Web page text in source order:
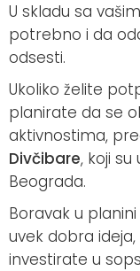
U skladu sa
potrebno i da
odsesti.
Ukoliko želite
planirate da se
aktivnostima,
Divčibare, koji su
Beograda.
Boravak u
uvek dobra
investirate u